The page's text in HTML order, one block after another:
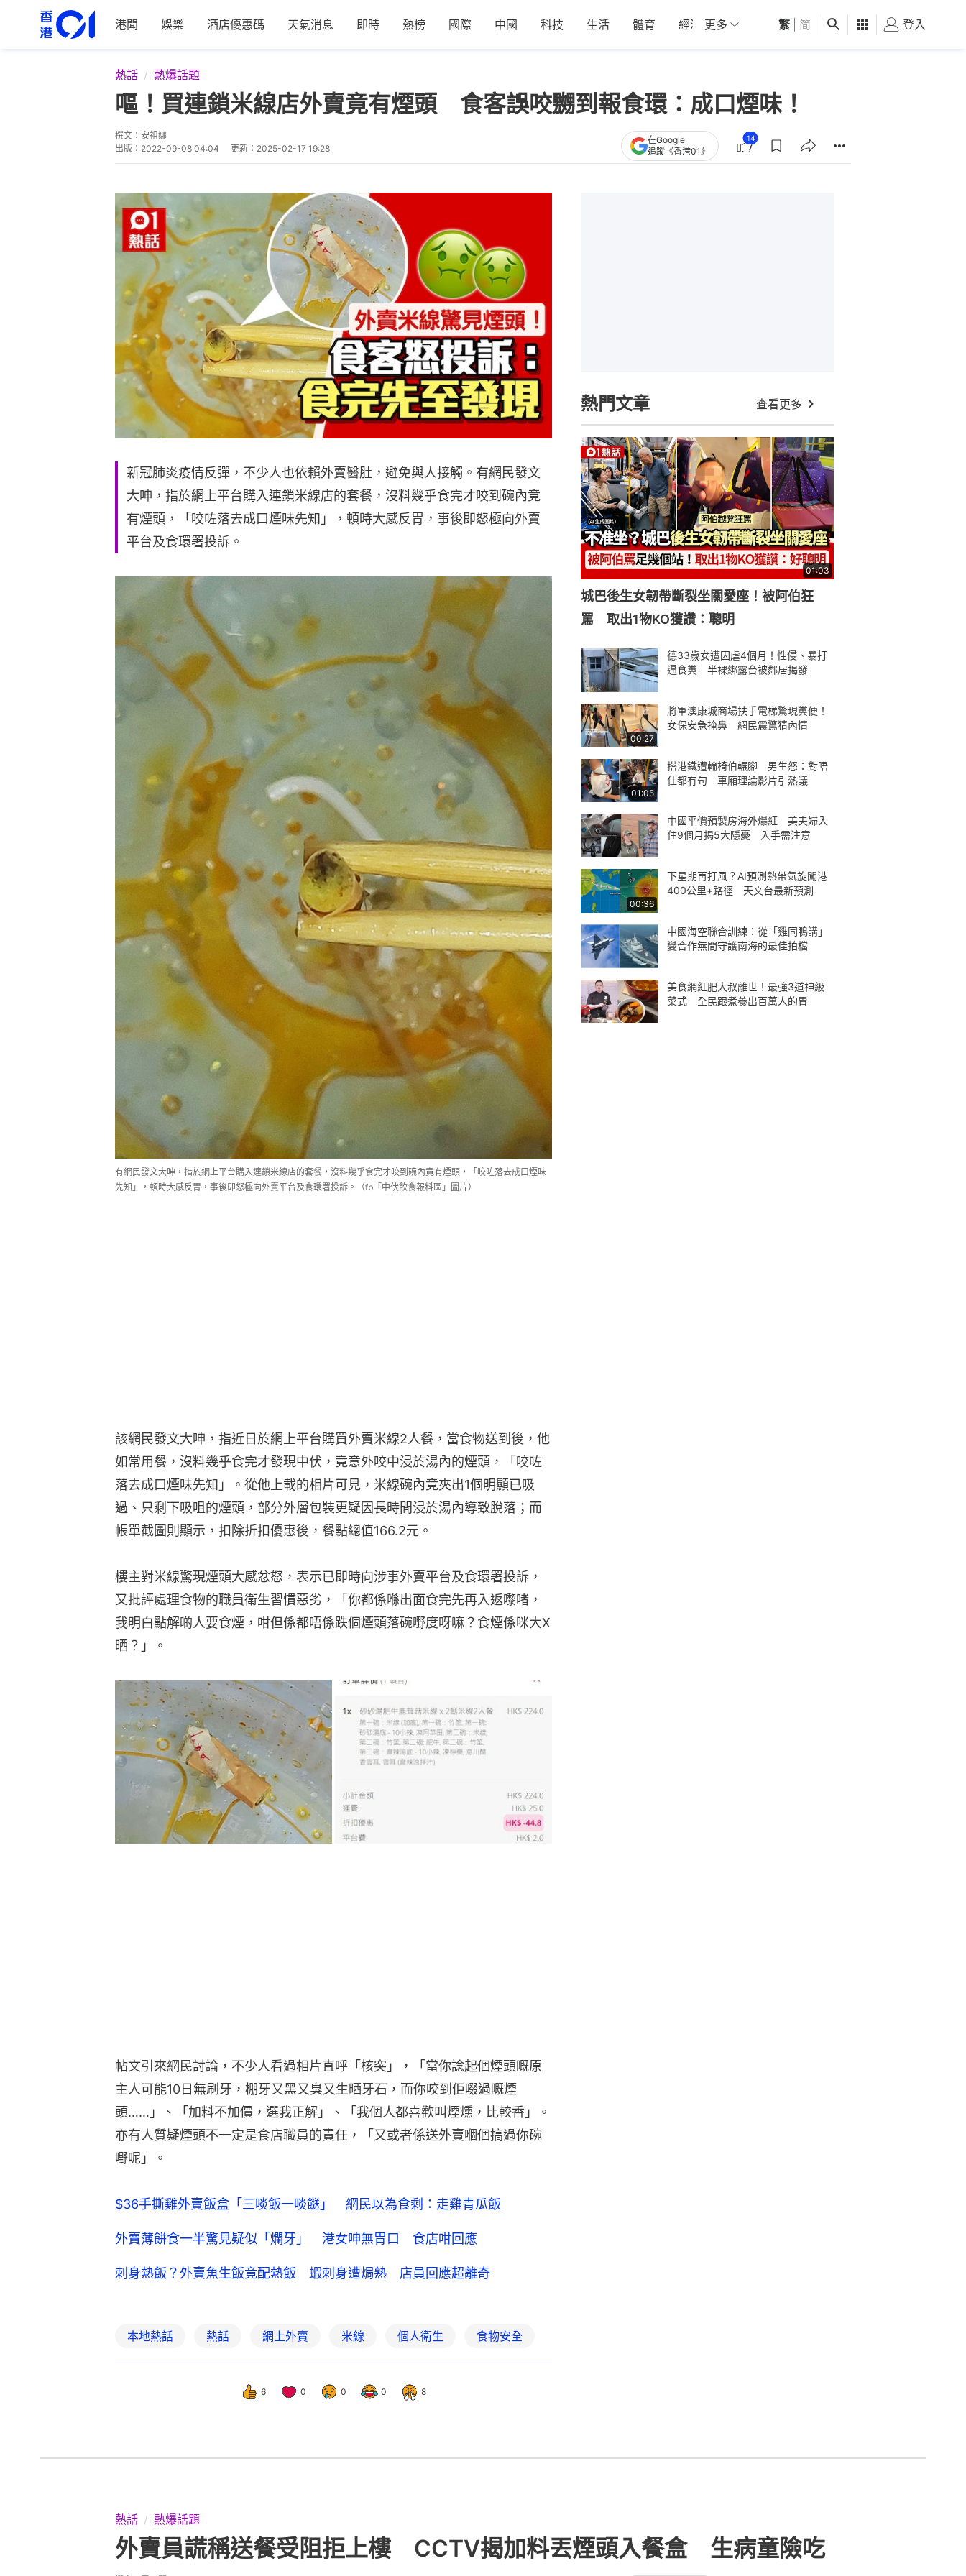
港聞 娛樂 酒店優惠碼 天氣消息 即時 熱榜 國際 中國 科技 生活 體育 經濟 01深圳 觀點 健康 好食玩飛
更多 繁 简 登入
熱話 熱爆話題
嘔！買連鎖米線店外賣竟有煙頭 食客誤咬嬲到報食環：成口煙味！
撰文： 安祖娜
出版： 2022-09-08 04:04 更新： 2025-02-17 19:28
在Google
追蹤《香港01》
14
新冠肺炎疫情反彈，不少人也依賴外賣醫肚，避免與人接觸。有網民發文
大呻，指於網上平台購入連鎖米線店的套餐，沒料幾乎食完才咬到碗內竟
有煙頭，「咬咗落去成口煙味先知」，頓時大感反胃，事後即怒極向外賣
平台及食環署投訴。
有網民發文大呻，指於網上平台購入連鎖米線店的套餐，沒料幾乎食完才咬到碗內竟有煙頭，「咬咗落去成口煙味
先知」，頓時大感反胃，事後即怒極向外賣平台及食環署投訴。（fb「中伏飲食報料區」圖片）
該網民發文大呻，指近日於網上平台購買外賣米線2人餐，當食物送到後，他
如常用餐，沒料幾乎食完才發現中伏，竟意外咬中浸於湯內的煙頭，「咬咗
落去成口煙味先知」。從他上載的相片可見，米線碗內竟夾出1個明顯已吸
過、只剩下吸咀的煙頭，部分外層包裝更疑因長時間浸於湯內導致脫落；而
帳單截圖則顯示，扣除折扣優惠後，餐點總值166.2元。
樓主對米線驚現煙頭大感忿怒，表示已即時向涉事外賣平台及食環署投訴，
又批評處理食物的職員衛生習慣惡劣，「你都係喺出面食完先再入返嚟啫，
我明白點解啲人要食煙，咁但係都唔係跌個煙頭落碗嘢度呀嘛？食煙係咪大X
晒？」。
帖文引來網民討論，不少人看過相片直呼「核突」，「當你諗起個煙頭嘅原
主人可能10日無刷牙，棚牙又黑又臭又生晒牙石，而你咬到佢啜過嘅煙
頭……」、「加料不加價，選我正解」、「我個人都喜歡叫煙燻，比較香」。
亦有人質疑煙頭不一定是食店職員的責任，「又或者係送外賣嗰個搞過你碗
嘢呢」。
$36手撕雞外賣飯盒「三啖飯一啖餸」 網民以為食剩：走雞青瓜飯
外賣薄餅食一半驚見疑似「爛牙」 港女呻無胃口 食店咁回應
刺身熱飯？外賣魚生飯竟配熱飯 蝦刺身遭焗熟 店員回應超離奇
本地熱話 熱話 網上外賣 米線 個人衛生 食物安全
6 0 0 0 8
熱門文章 查看更多
01:03
城巴後生女韌帶斷裂坐關愛座！被阿伯狂
罵 取出1物KO獲讚：聰明
德33歲女遭囚虐4個月！性侵、暴打
逼食糞 半裸綁露台被鄰居揭發
00:27
將軍澳康城商場扶手電梯驚現糞便！
女保安急掩鼻 網民震驚猜內情
01:05
搭港鐵遭輪椅伯輾腳 男生怒：對唔
住都冇句 車廂理論影片引熱議
中國平價預製房海外爆紅 美夫婦入
住9個月揭5大隱憂 入手需注意
00:36
下星期再打風？AI預測熱帶氣旋闖港
400公里+路徑 天文台最新預測
中國海空聯合訓練：從「雞同鴨講」
變合作無間守護南海的最佳拍檔
美食網紅肥大叔離世！最強3道神級
菜式 全民跟煮養出百萬人的胃
熱話 熱爆話題
外賣員謊稱送餐受阻拒上樓 CCTV揭加料丟煙頭入餐盒 生病童險吃